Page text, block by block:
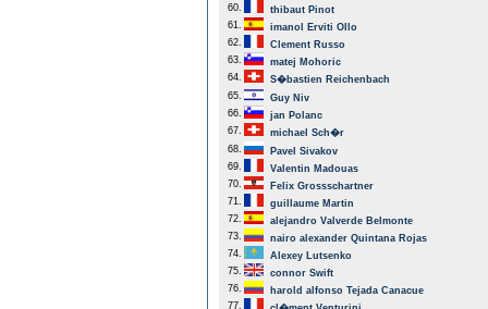
60.
thibaut Pinot
61.
imanol Erviti Ollo
62.
Clement Russo
63.
matej Mohoric
64.
S�bastien Reichenbach
65.
Guy Niv
66.
jan Polanc
67.
michael Sch�r
68.
Pavel Sivakov
69.
Valentin Madouas
70.
Felix Grossschartner
71.
guillaume Martin
72.
alejandro Valverde Belmonte
73.
nairo alexander Quintana Rojas
74.
Alexey Lutsenko
75.
connor Swift
76.
harold alfonso Tejada Canacue
77.